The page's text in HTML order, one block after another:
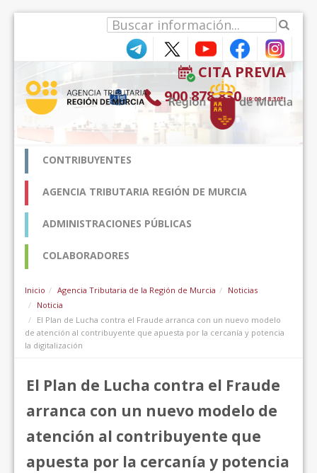
CITA PREVIA
900 878 830 (9:00-18:30*)
CONTRIBUYENTES
AGENCIA TRIBUTARIA REGIÓN DE MURCIA
ADMINISTRACIONES PÚBLICAS
COLABORADORES
Inicio Agencia Tributaria de la Región de Murcia
Noticias
Noticia
El Plan de Lucha contra el Fraude arranca con un nuevo modelo
de atención al contribuyente que apuesta por la cercanía y potencia
la digitalización
El Plan de Lucha contra el Fraude
arranca con un nuevo modelo de
atención al contribuyente que
apuesta por la cercanía y potencia